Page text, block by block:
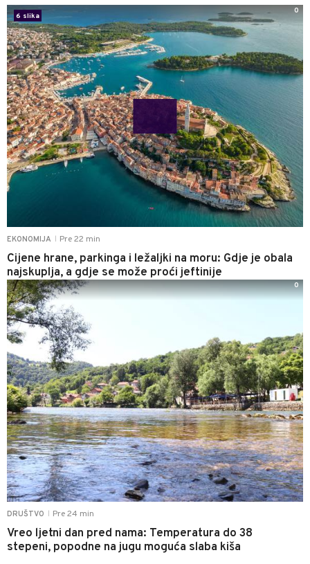
EKONOMIJA Pre 22 min
Cijene hrane, parkinga i ležaljki na moru: Gdje je obala
najskuplja, a gdje se može proći jeftinije
6 slika
0
DRUŠTVO Pre 24 min
Vreo ljetni dan pred nama: Temperatura do 38
stepeni, popodne na jugu moguća slaba kiša
0